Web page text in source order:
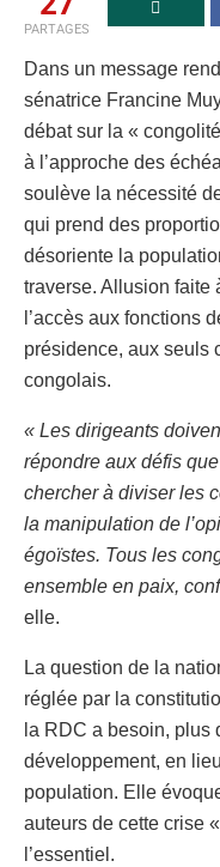
PARTAGES
Dans un message
sénatrice Francine
débat sur la «
à l’approche des
soulève la nécessité
qui prend des
désoriente la
traverse. Allusion faite
l’accès aux fonctions
présidence, aux seuls
congolais.
« Les dirigeants
répondre aux défis
chercher à diviser les
la manipulation de
égoïstes. Tous les
ensemble en paix,
elle.
La question de la
réglée par la
la RDC a besoin, plus
développement, en
population. Elle
auteurs de cette crise
l’essentiel.